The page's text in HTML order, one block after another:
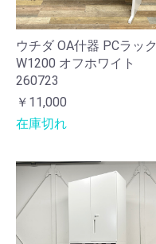
ウチダ OA什器 PCラック
W1200 オフホワイト
260723
￥11,000
在庫切れ